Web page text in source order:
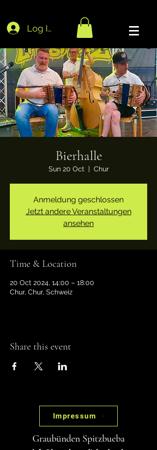
Log In
Bierhalle
Sun 20 Oct
  |
Chur
Anmeldung geschlossen
Jetzt andere Veranstaltungen
ansehen
Time & Location
20 Oct 2024, 14:00 – 18:00
Chur, Chur, Schweiz
Share this event
Impressum
Graubünden Spitzbueba